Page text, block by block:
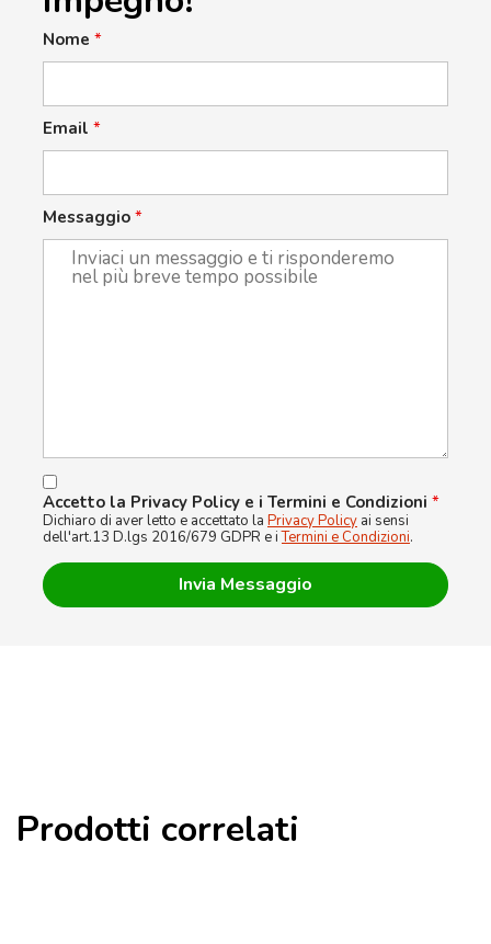
Nome *
Email *
Messaggio *
Accetto la Privacy Policy e i Termini e Condizioni *
Dichiaro di aver letto e accettato la Privacy Policy ai sensi
dell'art.13 D.lgs 2016/679 GDPR e iTermini e Condizioni.
Prodotti correlati